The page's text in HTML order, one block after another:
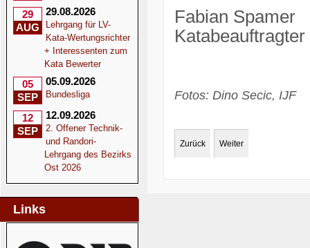
29
AUG
29.08.2026
Lehrgang für LV-
Kata-Wertungsrichter
+ Interessenten zum
Kata Bewerter
05
SEP
05.09.2026
Bundesliga
12
SEP
12.09.2026
2. Offener Technik-
und Randori-
Lehrgang des Bezirks
Ost 2026
Links
Fabian Spamer
Fotos: Dino Secic, IJF
Zurück Weiter